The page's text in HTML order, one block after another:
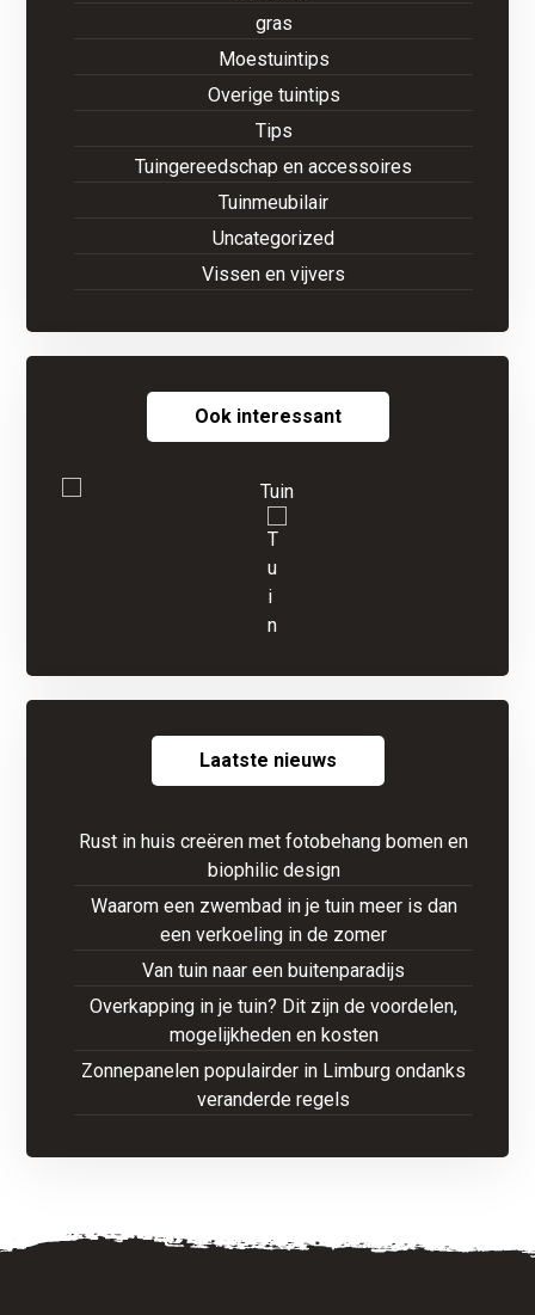
gras
Moestuintips
Overige tuintips
Tips
Tuingereedschap en accessoires
Tuinmeubilair
Uncategorized
Vissen en vijvers
Ook interessant
Laatste nieuws
Rust in huis creëren met fotobehang bomen en
biophilic design
Waarom een zwembad in je tuin meer is dan
een verkoeling in de zomer
Van tuin naar een buitenparadijs
Overkapping in je tuin? Dit zijn de voordelen,
mogelijkheden en kosten
Zonnepanelen populairder in Limburg ondanks
veranderde regels